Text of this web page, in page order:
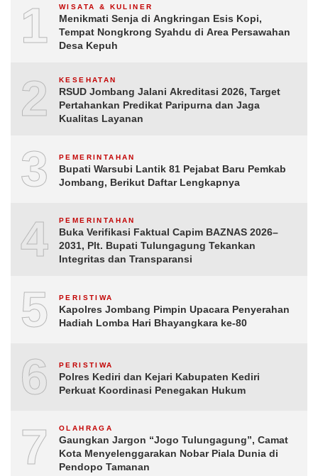
1 WISATA & KULINER
Menikmati Senja di Angkringan Esis Kopi,
Tempat Nongkrong Syahdu di Area Persawahan
Desa Kepuh
2 KESEHATAN
RSUD Jombang Jalani Akreditasi 2026, Target
Pertahankan Predikat Paripurna dan Jaga
Kualitas Layanan
3 PEMERINTAHAN
Bupati Warsubi Lantik 81 Pejabat Baru Pemkab
Jombang, Berikut Daftar Lengkapnya
4 PEMERINTAHAN
Buka Verifikasi Faktual Capim BAZNAS 2026–
2031, Plt. Bupati Tulungagung Tekankan
Integritas dan Transparansi
5 PERISTIWA
Kapolres Jombang Pimpin Upacara Penyerahan
Hadiah Lomba Hari Bhayangkara ke-80
6 PERISTIWA
Polres Kediri dan Kejari Kabupaten Kediri
Perkuat Koordinasi Penegakan Hukum
7 OLAHRAGA
Gaungkan Jargon “Jogo Tulungagung”, Camat
Kota Menyelenggarakan Nobar Piala Dunia di
Pendopo Tamanan